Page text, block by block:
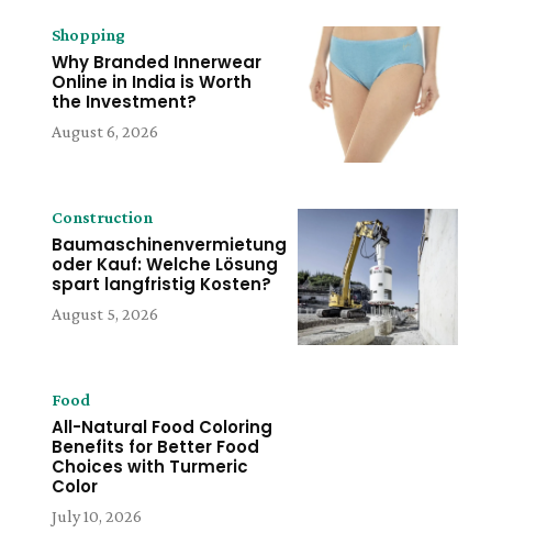
Shopping
Why Branded Innerwear
Online in India is Worth
the Investment?
August 6, 2026
Construction
Baumaschinenvermietung
oder Kauf: Welche Lösung
spart langfristig Kosten?
August 5, 2026
Food
All-Natural Food Coloring
Benefits for Better Food
Choices with Turmeric
Color
July 10, 2026